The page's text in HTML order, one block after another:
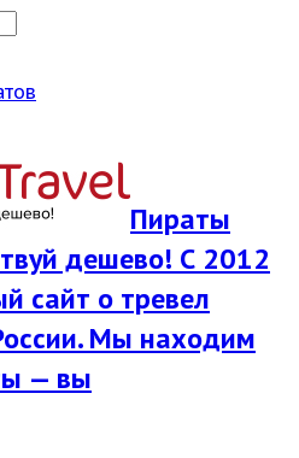
Пираты
дешево! С 2012
сайт о тревел
Мы находим
— вы